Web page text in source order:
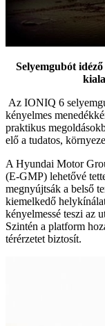
Selyemgubót
Az IONIQ 6
kényelmes
praktikus
elő a tudatos,
A Hyundai Motor
(E-GMP) lehetővé
megnyújtsák a belső
kiemelkedő
kényelmessé teszi az
Szintén a platform
térérzetet biztosít.